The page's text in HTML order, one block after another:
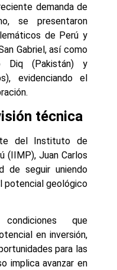
demanda de
se presentaron
de Perú y
Gabriel, así como
Diq (Pakistán) y
evidenciando el
técnica
del Instituto de
(IIMP), Juan Carlos
de seguir uniendo
potencial geológico
condiciones que
en inversión,
para las
implica avanzar en